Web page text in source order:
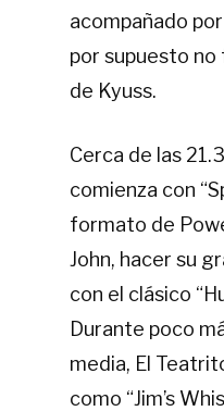
acompañado
por supuesto
de Kyuss.
Cerca de las
comienza con
formato de
John, hacer su
con el clásico
Durante poco
media, El
como “Jim’s